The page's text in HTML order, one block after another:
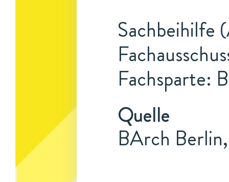
Sachbeihilfe
Fachsparte:
Quelle
BArch